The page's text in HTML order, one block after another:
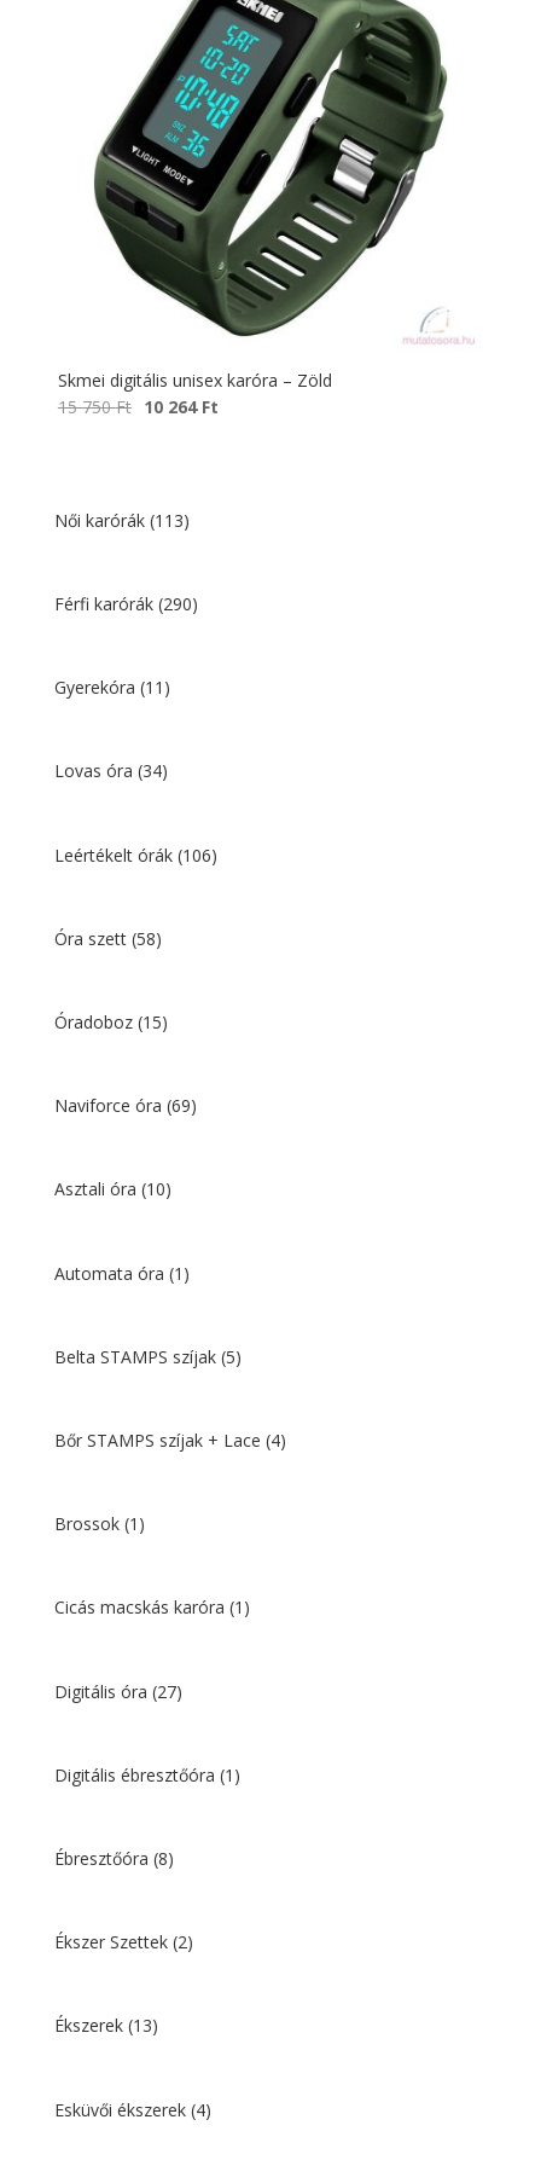
Skmei digitális unisex karóra – Zöld
15 750Ft Original
750 Ft.
10 264 Ft
Női karórák (113)
Férfi karórák (290)
Gyerekóra (11)
Lovas óra (34)
Leértékelt órák (106)
Óra szett (58)
Óradoboz (15)
Naviforce óra (69)
Asztali óra (10)
Automata óra (1)
Belta STAMPS szíjak (5)
Bőr STAMPS szíjak + Lace (4)
Brossok (1)
Cicás macskás karóra (1)
Digitális óra (27)
Digitális ébresztőóra (1)
Ébresztőóra (8)
Ékszer Szettek (2)
Ékszerek (13)
Esküvői ékszerek (4)